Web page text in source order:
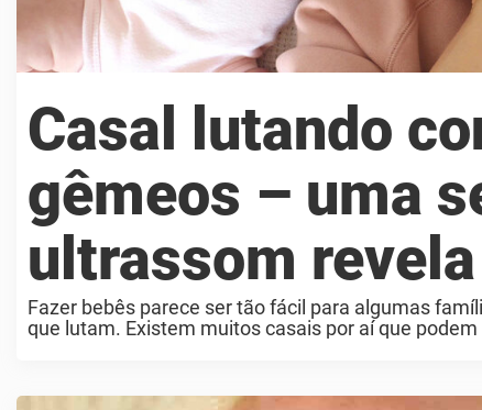
Casal lutando
gêmeos – uma
ultrassom
Fazer bebês parece ser tão fácil para algumas
que lutam. Existem muitos casais por aí que